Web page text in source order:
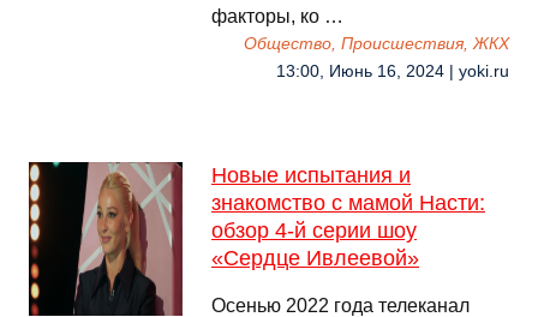
факторы, ко …
Общество, Происшествия, ЖКХ
13:00, Июнь 16, 2024 | yoki.ru
Новые испытания и
знакомство с мамой Насти:
обзор 4-й серии шоу
«Сердце Ивлеевой»
Осенью 2022 года телеканал